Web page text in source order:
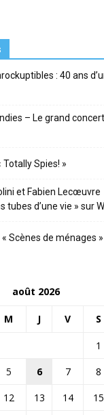
: 40 ans
– Le grand
Totally Spies! »
et Fabien Lecœuvre
tubes d’une vie » sur
Scènes de ménages »
août 2026
M J V S
1
5 6 7 8
12 13 14 15